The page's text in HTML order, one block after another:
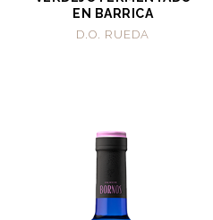
EN BARRICA
D.O. RUEDA